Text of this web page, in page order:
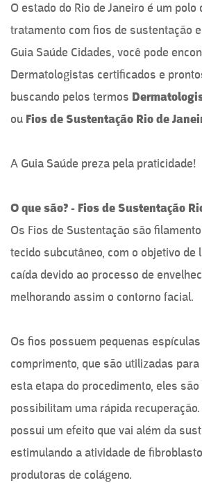
O estado do Rio de Janeiro é um
tratamento com fios de sustentação
Guia Saúde Cidades, você pode
Dermatologistas certificados e
buscando pelos termos
ou Fios de Sustentação Rio de
A Guia Saúde preza pela praticidade!
O que são? - Fios de Sustentação
Os Fios de Sustentação são
tecido subcutâneo, com o objetivo de
caída devido ao processo de
melhorando assim o contorno facial.
Os fios possuem pequenas
comprimento, que são utilizadas
esta etapa do procedimento, eles
possibilitam uma rápida
possui um efeito que vai além da
estimulando a atividade de
produtoras de colágeno.